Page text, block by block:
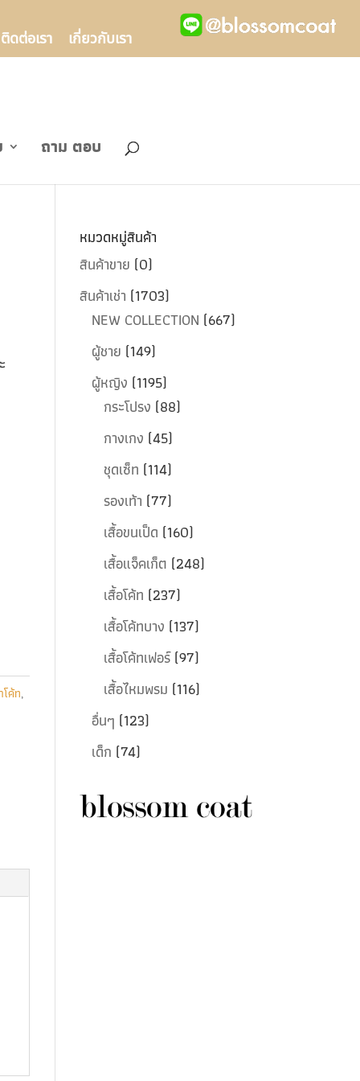
ติดต่อเรา เกี่ยวกับเรา
ถาม ตอบ
โค้ท,
หมวดหมู่สินค้า
สินค้าขาย (0)
สินค้าเช่า (1703)
NEW COLLECTION (667)
ผู้ชาย (149)
ผู้หญิง (1195)
กระโปรง (88)
กางเกง (45)
ชุดเซ็ท (114)
รองเท้า (77)
เสื้อขนเป็ด (160)
เสื้อแจ็คเก็ต (248)
เสื้อโค้ท (237)
เสื้อโค้ทบาง (137)
เสื้อโค้ทเฟอร์ (97)
เสื้อไหมพรม (116)
อื่นๆ (123)
เด็ก (74)